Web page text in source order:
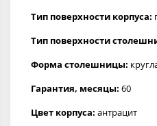
Тип поверхности корпуса:
Тип поверхности
Форма столешницы:
Гарантия, месяцы: 60
Цвет корпуса: антрацит